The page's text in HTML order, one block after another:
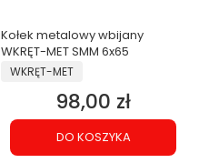
Kołek metalowy wbijany
WKRĘT-MET SMM 6x65
PRODUCENT
WKRĘT-MET
Cena
98,00 zł
DO KOSZYKA